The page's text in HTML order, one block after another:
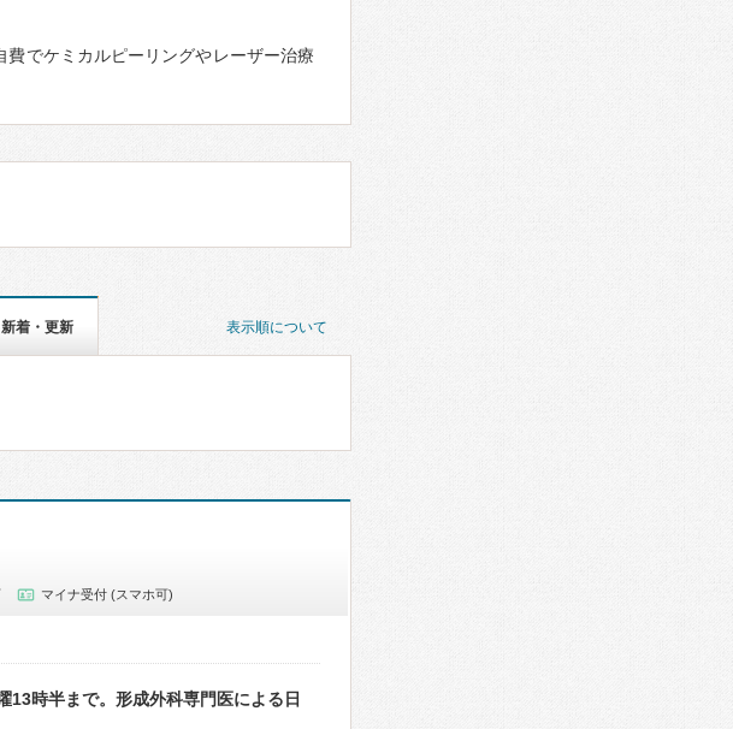
でケミカルピーリングやレーザー治療
表示順について
新着・更新
マイナ受付 (スマホ可)
13時半まで。形成外科専門医による日